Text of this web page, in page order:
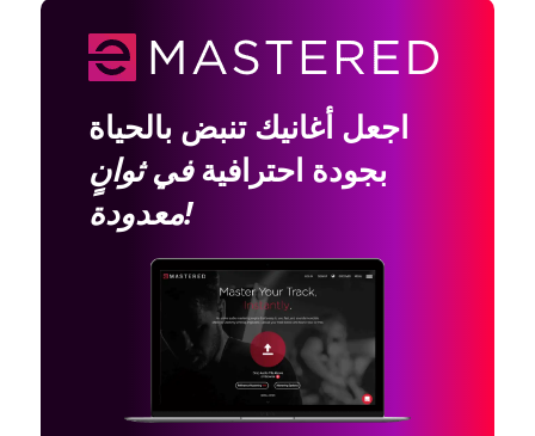
اجعل أغانيك تنبض بالحياة
بجودة احترافيةفي ثوانٍ
معدودة!